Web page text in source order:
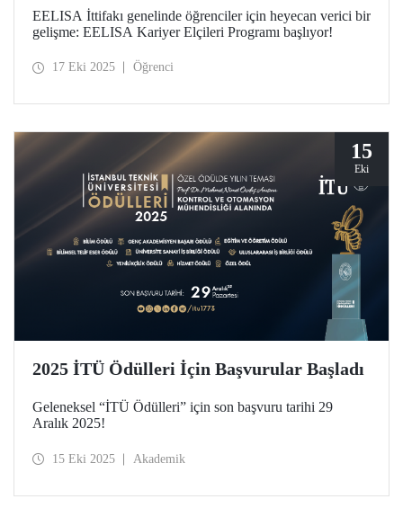
EELISA İttifakı genelinde öğrenciler için heyecan verici bir
gelişme: EELISA Kariyer Elçileri Programı başlıyor!
17 Eki 2025 Öğrenci
15
Eki
2025 İTÜ Ödülleri İçin Başvurular Başladı
Geleneksel “İTÜ Ödülleri” için son başvuru tarihi 29
Aralık 2025!
15 Eki 2025 Akademik